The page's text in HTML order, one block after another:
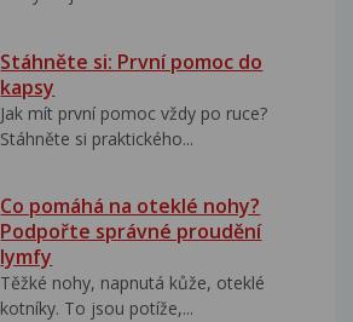
Stáhněte si: První pomoc do
kapsy
Jak mít první pomoc vždy po ruce?
Stáhněte si praktického...
Co pomáhá na oteklé nohy?
Podpořte správné proudění
lymfy
Těžké nohy, napnutá kůže, oteklé
kotníky. To jsou potíže,...